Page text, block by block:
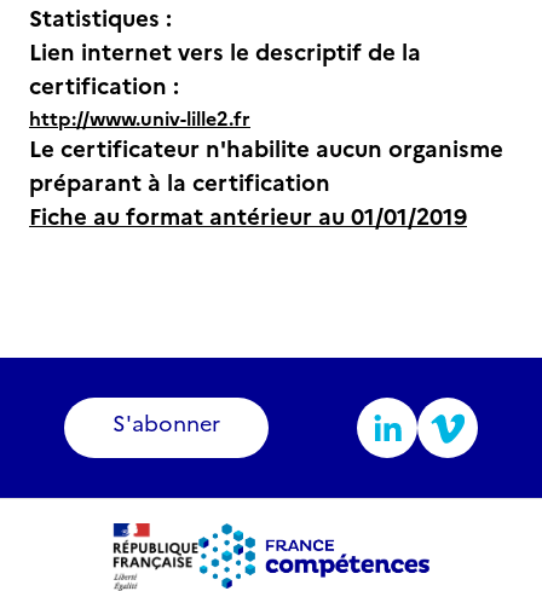
Statistiques :
Lien internet vers le descriptif de la
certification :
http://www.univ-lille2.fr
Le certificateur n'habilite aucun organisme
préparant à la certification
Fiche au format antérieur au 01/01/2019
S'abonner